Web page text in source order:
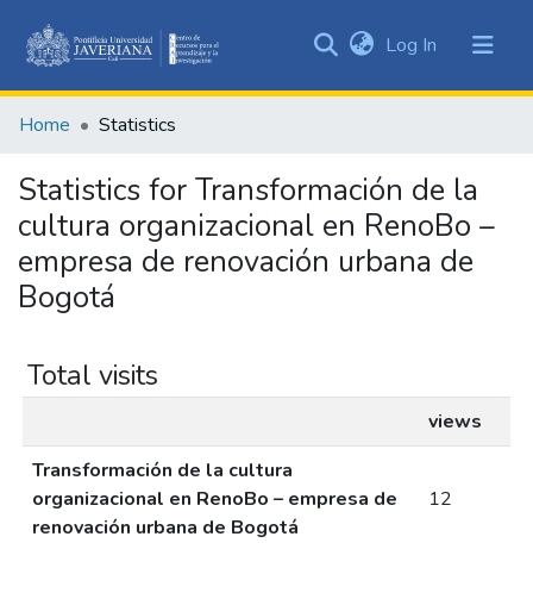
&
All of DSpace
Log In (current)
Home Statistics
Statistics for Transformación de la
cultura organizacional en RenoBo –
empresa de renovación urbana de
Bogotá
Total visits
views
Transformación de la cultura
organizacional en RenoBo – empresa de
renovación urbana de Bogotá
12